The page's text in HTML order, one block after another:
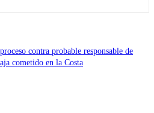
contra probable responsable de
cometido en la Costa